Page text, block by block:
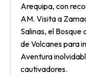
Arequipa, con
AM. Visita a
Salinas, el
de Volcanes para
Aventura
cautivadores.